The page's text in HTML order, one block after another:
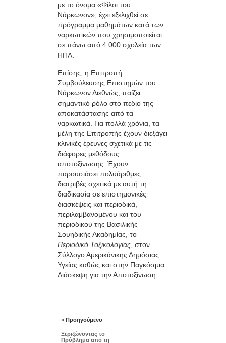
με το όνομα «Φίλοι του
Νάρκωνον», έχει εξελιχθεί σε
πρόγραμμα μαθημάτων κατά των
ναρκωτικών που χρησιμοποιείται
σε πάνω από 4.000 σχολεία των
ΗΠΑ.
Επίσης, η Επιτροπή
Συμβούλευσης Επιστημών του
Νάρκωνον Διεθνώς, παίζει
σημαντικό ρόλο στο πεδίο της
αποκατάστασης από τα
ναρκωτικά. Για πολλά χρόνια, τα
μέλη της Επιτροπής έχουν διεξάγει
κλινικές έρευνες σχετικά με τις
διάφορες μεθόδους
αποτοξίνωσης. Έχουν
παρουσιάσει πολυάριθμες
διατριβές σχετικά με αυτή τη
διαδικασία σε επιστημονικές
διασκέψεις και περιοδικά,
περιλαμβανομένου και του
περιοδικού της Βασιλικής
Σουηδικής Ακαδημίας, το
Περιοδικό Τοξικολογίας , στον
Σύλλογο Αμερικάνικης Δημόσιας
Υγείας καθώς και στην Παγκόσμια
Διάσκεψη για την Αποτοξίνωση.
« Προηγούμενο
Ξεριζώνοντας το
Πρόβλημα από τη